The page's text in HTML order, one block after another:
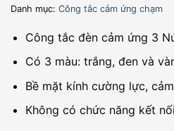
Danh mục: Công tắc cảm ứng chạm
Công tắc đèn cảm ứng 3
Có 3 màu: trắng, đen và
Bề mặt kính cường lực,
Không có chức năng kết